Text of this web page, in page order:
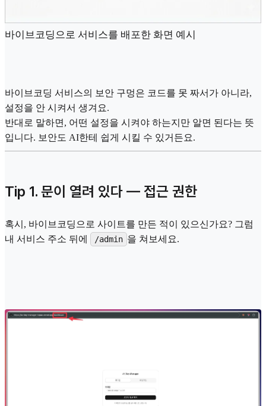
바이브코딩으로 서비스를 배포한 화면 예시
바이브코딩 서비스의 보안 구멍은 코드를 못 짜서가 아니라,
설정을 안 시켜서 생겨요.
반대로 말하면, 어떤 설정을 시켜야 하는지만 알면 된다는 뜻
입니다. 보안도 AI한테 쉽게 시킬 수 있거든요.
Tip 1. 문이 열려 있다 — 접근 권한
혹시, 바이브코딩으로 사이트를 만든 적이 있으신가요? 그럼
내 서비스 주소 뒤에
/admin 을 쳐보세요.